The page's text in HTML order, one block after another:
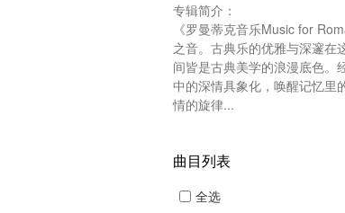
专辑简介：
《罗曼蒂克音乐Music for
之音。古典乐的优雅与深邃在
间皆是古典美学的浪漫底色。
中的深情具象化，唤醒记忆里
情的旋律...
曲目列表
全选